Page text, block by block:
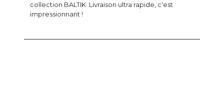
collection BALTIK. Livraison ultra rapide, c'est
impressionnant !